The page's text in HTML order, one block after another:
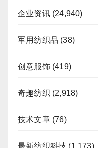
企业资讯(24,940)
军用纺织品 (38)
创意服饰(419)
奇趣纺织 (2,918)
技术文章(76)
最新纺织科技 (1,173)